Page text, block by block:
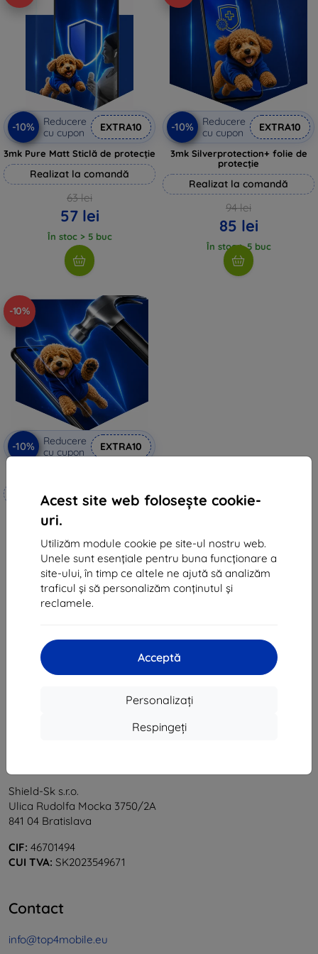
Acest site web folosește cookie-
uri.
Utilizăm module cookie pe site-ul nostru web.
Unele sunt esențiale pentru buna funcționare a
site-ului, în timp ce altele ne ajută să analizăm
traficul și să personalizăm conținutul și
reclamele.
Acceptă
Personalizați
Respingeți
-10%
Reducere
cu cupon
EXTRA10
3mk Pure Matt Sticlă de protecție
Realizat la comandă
63 lei
57 lei
În stoc > 5 buc
-10%
Reducere
cu cupon
EXTRA10
3mk Silverprotection+ folie de
protecție
Realizat la comandă
94 lei
85 lei
În stoc > 5 buc
-10%
-10%
Reducere
cu cupon
EXTRA10
Realizat la comandă
89 lei
În stoc 4 buc
din total
«
Shield-Sk s.r.o.
Ulica Rudolfa Mocka 3750/2A
841 04 Bratislava
CIF: 46701494
CUI TVA: SK2023549671
Contact
info@top4mobile.eu